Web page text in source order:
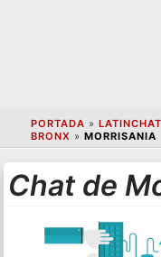
PORTADA » LATINCHAT
BRONX » MORRISANIA
Chat de